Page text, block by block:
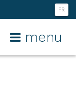
FR
EN
menu